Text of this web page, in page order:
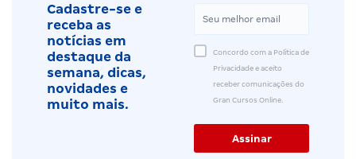
Cadastre-se e
receba as
notícias em
destaque da
semana, dicas,
novidades e
muito mais.
Concordo com a Política de
Privacidade e aceito
receber comunicações do
Gran Cursos Online.